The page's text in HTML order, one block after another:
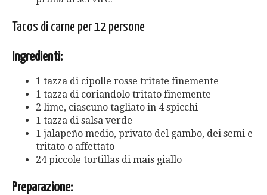
Tacos di carne per 12 persone
Ingredienti:
1 tazza di cipolle rosse tritate finemente
1 tazza di coriandolo tritato finemente
2 lime, ciascuno tagliato in 4 spicchi
1 tazza di salsa verde
1 jalapeño medio, privato del gambo, dei semi e
tritato o affettato
24 piccole tortillas di mais giallo
Preparazione: